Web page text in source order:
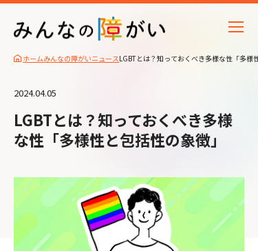
ホームみんなの障がいニュースLGBTとは？知っておくべき多様な性「多様
2024.04.05
LGBTとは？知っておくべき多様
な性「多様性と包括性の象徴」